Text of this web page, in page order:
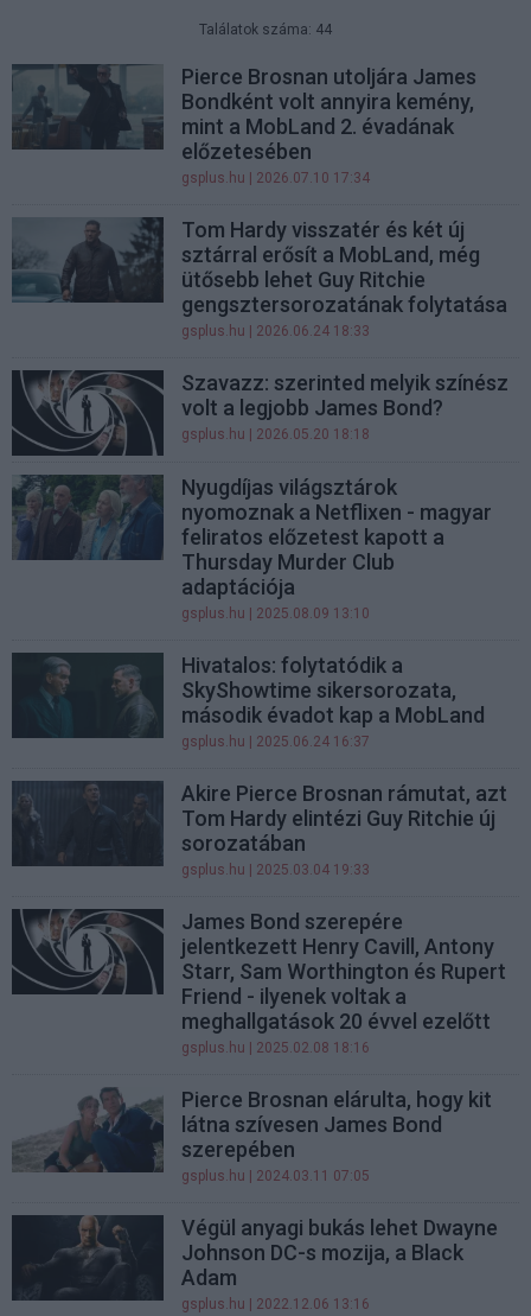
Találatok száma: 44
Pierce Brosnan utoljára James
Bondként volt annyira kemény,
mint a MobLand 2. évadának
előzetesében
gsplus.hu | 2026.07.10 17:34
Tom Hardy visszatér és két új
sztárral erősít a MobLand, még
ütősebb lehet Guy Ritchie
gengsztersorozatának folytatása
gsplus.hu | 2026.06.24 18:33
Szavazz: szerinted melyik színész
volt a legjobb James Bond?
gsplus.hu | 2026.05.20 18:18
Nyugdíjas világsztárok
nyomoznak a Netflixen - magyar
feliratos előzetest kapott a
Thursday Murder Club
adaptációja
gsplus.hu | 2025.08.09 13:10
Hivatalos: folytatódik a
SkyShowtime sikersorozata,
második évadot kap a MobLand
gsplus.hu | 2025.06.24 16:37
Akire Pierce Brosnan rámutat, azt
Tom Hardy elintézi Guy Ritchie új
sorozatában
gsplus.hu | 2025.03.04 19:33
James Bond szerepére
jelentkezett Henry Cavill, Antony
Starr, Sam Worthington és Rupert
Friend - ilyenek voltak a
meghallgatások 20 évvel ezelőtt
gsplus.hu | 2025.02.08 18:16
Pierce Brosnan elárulta, hogy kit
látna szívesen James Bond
szerepében
gsplus.hu | 2024.03.11 07:05
Végül anyagi bukás lehet Dwayne
Johnson DC-s mozija, a Black
Adam
gsplus.hu | 2022.12.06 13:16